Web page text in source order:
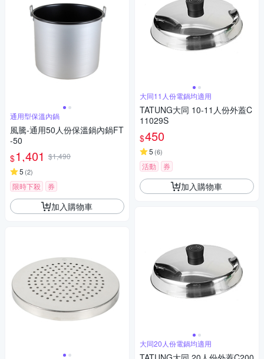
通用型保溫內鍋
風騰-通用50人份保溫鍋內鍋FT
-50
$1,401 $1,490
5 (2)
限時下殺 券
加入購物車
大同11人份電鍋均適用
TATUNG大同 10-11人份外蓋C
11029S
$450
5 (6)
活動 券
加入購物車
大同20人份電鍋均適用